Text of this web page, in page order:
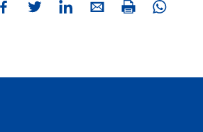
FacebookTwitterLinkedInE-mailPrint